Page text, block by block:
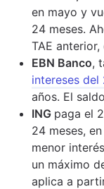
en mayo y
24 meses.
TAE anterior,
EBN Banco,
intereses del
años. El
ING paga el
24 meses,
menor
un máximo
aplica a